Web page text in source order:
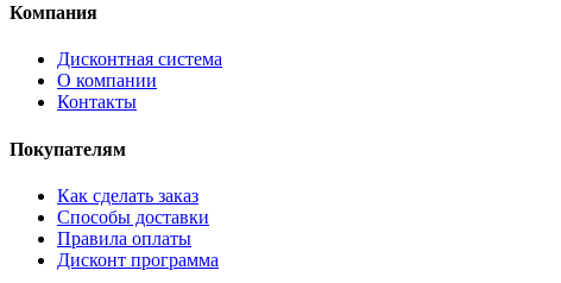
Компания
Дисконтная система
О компании
Контакты
Покупателям
Как сделать заказ
Способы доставки
Правила оплаты
Дисконт программа